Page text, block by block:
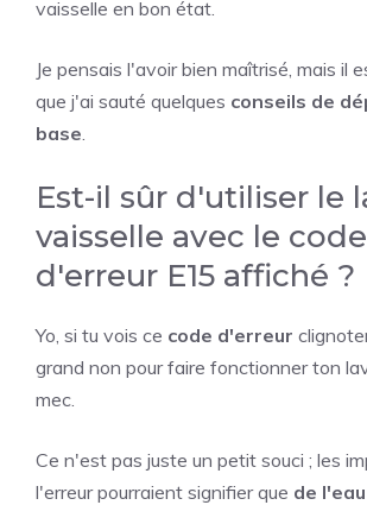
vaisselle en bon état.
Je pensais l'avoir bien maîtrisé, mais il
que j'ai sauté quelques conseils de
base
Est-il sûr d'utiliser le
vaisselle avec le code
d'erreur E15 affiché ?
Yo, si tu vois ce code d'erreur
grand non pour faire fonctionner ton
mec.
Ce n'est pas juste un petit souci ; les
l'erreur pourraient signifier que de